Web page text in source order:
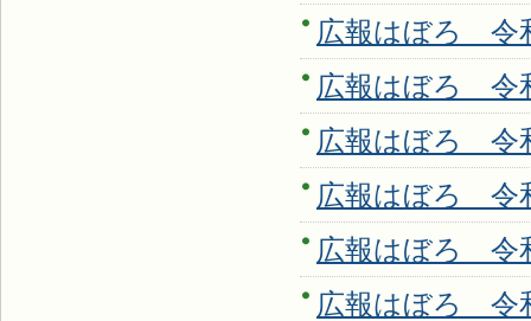
広報はぼろ 令
広報はぼろ 令
広報はぼろ 令
広報はぼろ 令
広報はぼろ 令
広報はぼろ 令